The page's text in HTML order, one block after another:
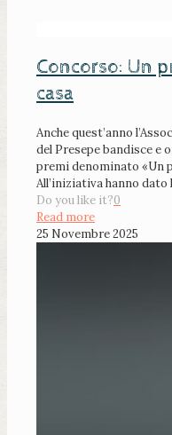
Concorso: Un
casa
Anche quest’anno
del Presepe bandisce e
premi denominato «Un
All’iniziativa hanno
Do you like it?0
Read more
25 Novembre 2025